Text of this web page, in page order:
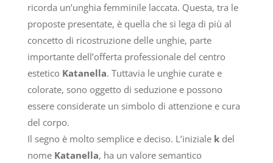
ricorda un’unghia femminile laccata. Questa, tra le
proposte presentate, è quella che si lega di più al
concetto di ricostruzione delle unghie, parte
importante dell’offerta professionale del centro
estetico Katanella. Tuttavia le unghie curate e
colorate, sono oggetto di seduzione e possono
essere considerate un simbolo di attenzione e cura
del corpo.
Il segno è molto semplice e deciso. L’iniziale kdel
nome Katanella, ha un valore semantico